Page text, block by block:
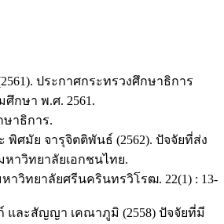
ประกาศกระทรวงศึกษาธิการ
ศึกษา พ.ศ. 2561.
ษาธิการ.
พิศมัย จารุจิตติพันธ์ (2562). ปัจจัยที่ส่ง
าวิทยาลัยเอกชนไทย.
าวิทยาลัยศรีนครินทรวิโรฒ. 22(1) : 13-
ละสัญญา เคณาภูมิ (2558) ปัจจัยที่มี